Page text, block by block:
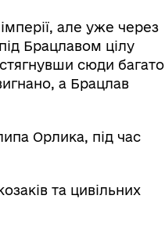
але уже через
Брацлавом цілу
сюди багато
а Брацлав
Орлика, під час
та цивільних